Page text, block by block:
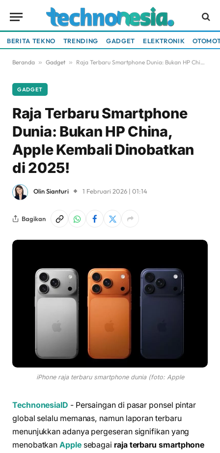
BERITA TEKNO TRENDING GADGET ELEKTRONIK
Beranda » Gadget » Raja Terbaru Smartphone Dunia: Bukan HP China, Apple Kembali Dinobatkan di 2025!
GADGET
Raja Terbaru Smartphone
Dunia: Bukan HP China,
Apple Kembali Dinobatkan
di 2025!
Olin Sianturi 1 Februari 2026 | 01:14
Bagikan
iPhone raja terbaru smartphone dunia (foto: Apple
TechnonesiaID - Persaingan di pasar ponsel pintar
global selalu memanas, namun laporan terbaru
menunjukkan adanya pergeseran signifikan yang
menobatkanApplesebagai raja terbaru smartphone